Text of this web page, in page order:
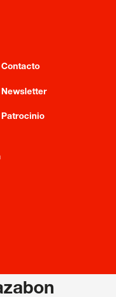
Contacto
Newsletter
Patrocinio
de cookies /